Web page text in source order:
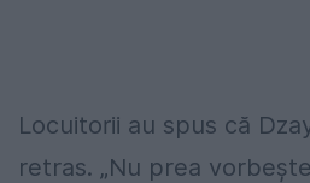
Locuitorii au spus că
retras. „Nu prea